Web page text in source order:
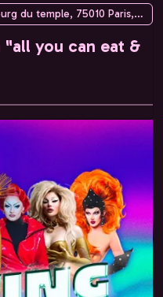
77, rue du faubourg du temple, 75010 Paris, France
"all you can eat &